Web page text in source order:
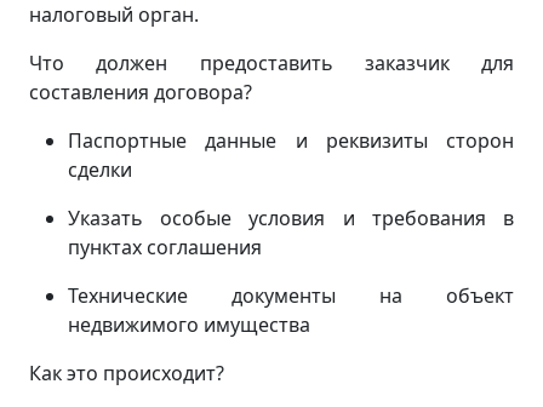
налоговый орган.
Что должен предоставить заказчик для
составления договора?
Паспортные данные и реквизиты сторон
сделки
Указать особые условия и требования в
пунктах соглашения
Технические документы на объект
недвижимого имущества
Как это происходит?